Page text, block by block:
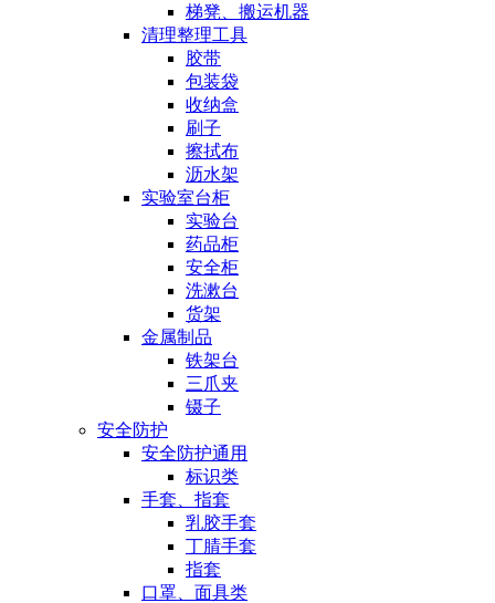
梯凳、搬运机器
清理整理工具
胶带
包装袋
收纳盒
刷子
擦拭布
沥水架
实验室台柜
实验台
药品柜
安全柜
洗漱台
货架
金属制品
铁架台
三爪夹
镊子
安全防护
安全防护通用
标识类
手套、指套
乳胶手套
丁腈手套
指套
口罩、面具类